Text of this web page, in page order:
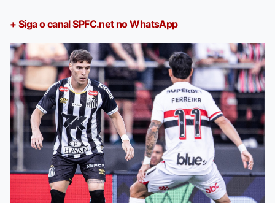
+ Siga o canal SPFC.net no WhatsApp